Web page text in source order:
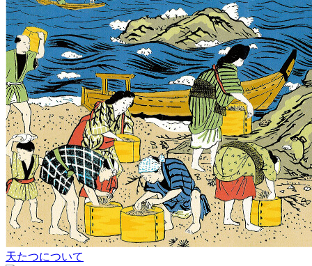
天たつについて